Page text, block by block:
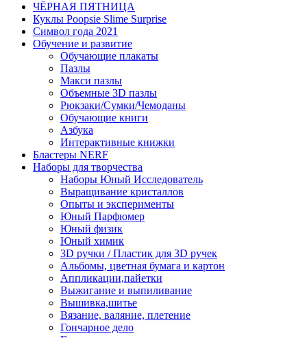
ЧЁРНАЯ ПЯТНИЦА
Куклы Poopsie Slime Surprise
Символ года 2021
Обучение и развитие
Обучающие плакаты
Пазлы
Макси пазлы
Объемные 3D пазлы
Рюкзаки/Сумки/Чемоданы
Обучающие книги
Азбука
Интерактивные книжки
Бластеры NERF
Наборы для творчества
Наборы Юный Исследователь
Выращивание кристаллов
Опыты и эксперименты
Юный Парфюмер
Юный физик
Юный химик
3D ручки / Пластик для 3D ручек
Альбомы, цветная бумага и картон
Аппликации,пайетки
Выжигание и выпиливание
Вышивка,шитье
Вязание, валяние, плетение
Гончарное дело